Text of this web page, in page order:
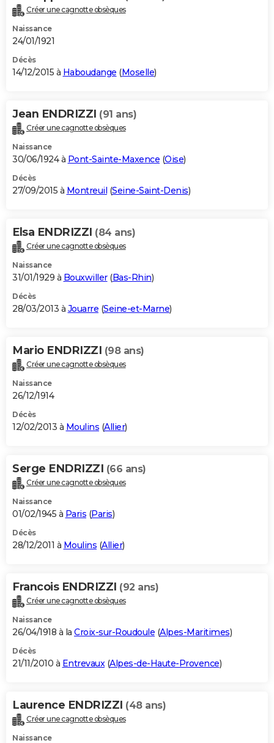
Créer une cagnotte obsèques
Naissance
24/01/1921
Décès
14/12/2015 à Haboudange (Moselle)
Jean ENDRIZZI (91 ans)
Créer une cagnotte obsèques
Naissance
30/06/1924 à Pont-Sainte-Maxence (Oise)
Décès
27/09/2015 à Montreuil (Seine-Saint-Denis)
Elsa ENDRIZZI (84 ans)
Créer une cagnotte obsèques
Naissance
31/01/1929 à Bouxwiller(Bas-Rhin)
Décès
28/03/2013 à Jouarre (Seine-et-Marne)
Mario ENDRIZZI (98 ans)
Créer une cagnotte obsèques
Naissance
26/12/1914
Décès
12/02/2013 à Moulins (Allier)
Serge ENDRIZZI (66 ans)
Créer une cagnotte obsèques
Naissance
01/02/1945 à Paris (Paris)
Décès
28/12/2011 à Moulins (Allier)
Francois ENDRIZZI (92 ans)
Créer une cagnotte obsèques
Naissance
26/04/1918 à la Croix-sur-Roudoule (Alpes-Maritimes)
Décès
21/11/2010 à Entrevaux(Alpes-de-Haute-Provence)
Laurence ENDRIZZI (48 ans)
Créer une cagnotte obsèques
Naissance